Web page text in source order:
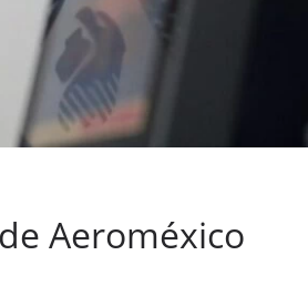
Aeroméxico